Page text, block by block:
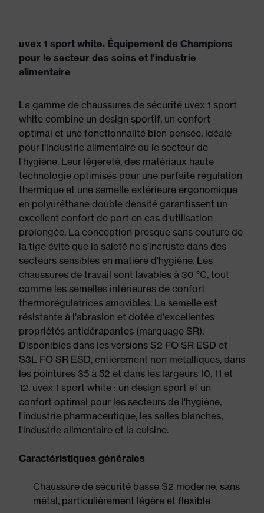
uvex 1 sport white. Équipement de Champions
pour le secteur des soins et l'industrie
alimentaire
La gamme de chaussures de sécurité uvex 1 sport
white combine un design sportif, un confort
optimal et une fonctionnalité bien pensée, idéale
pour l'industrie alimentaire ou le secteur de
l'hygiène. Leur légèreté, des matériaux haute
technologie optimisés pour une parfaite régulation
thermique et une semelle extérieure ergonomique
en polyuréthane double densité garantissent un
excellent confort de port en cas d'utilisation
prolongée. La conception presque sans couture de
la tige évite que la saleté ne s'incruste dans des
secteurs sensibles en matière d'hygiène. Les
chaussures de travail sont lavables à 30 °C, tout
comme les semelles intérieures de confort
thermorégulatrices amovibles. La semelle est
résistante à l'abrasion et dotée d'excellentes
propriétés antidérapantes (marquage SR).
Disponibles dans les versions S2 FO SR ESD et
S3L FO SR ESD, entièrement non métalliques, dans
les pointures 35 à 52 et dans les largeurs 10, 11 et
12. uvex 1 sport white : un design sport et un
confort optimal pour les secteurs de l'hygiène,
l'industrie pharmaceutique, les salles blanches,
l'industrie alimentaire et la cuisine.
Caractéristiques générales
Chaussure de sécurité basse S2 moderne, sans
métal, particulièrement légère et flexible